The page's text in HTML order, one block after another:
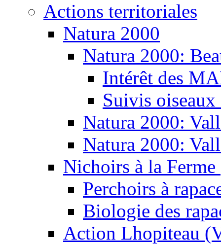
Actions territoriales
Natura 2000
Natura 2000:
Intérêt des
Suivis oiseaux
Natura 2000:
Natura 2000:
Nichoirs à la
Perchoirs à
Biologie des
Action Lhopiteau